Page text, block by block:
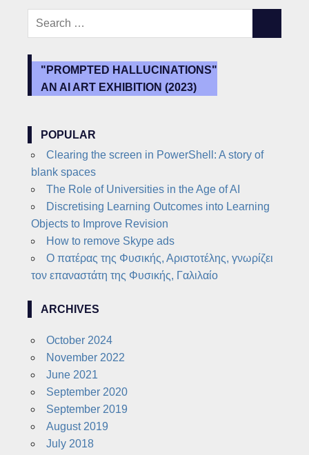
Search
"PROMPTED HALLUCINATIONS"
AN AI ART EXHIBITION (2023)
POPULAR
Clearing the screen in PowerShell: A story of
blank spaces
The Role of Universities in the Age of AI
Discretising Learning Outcomes into Learning
Objects to Improve Revision
How to remove Skype ads
Ο πατέρας της Φυσικής, Αριστοτέλης, γνωρίζει
τον επαναστάτη της Φυσικής, Γαλιλαίο
ARCHIVES
October 2024
November 2022
June 2021
September 2020
September 2019
August 2019
July 2018